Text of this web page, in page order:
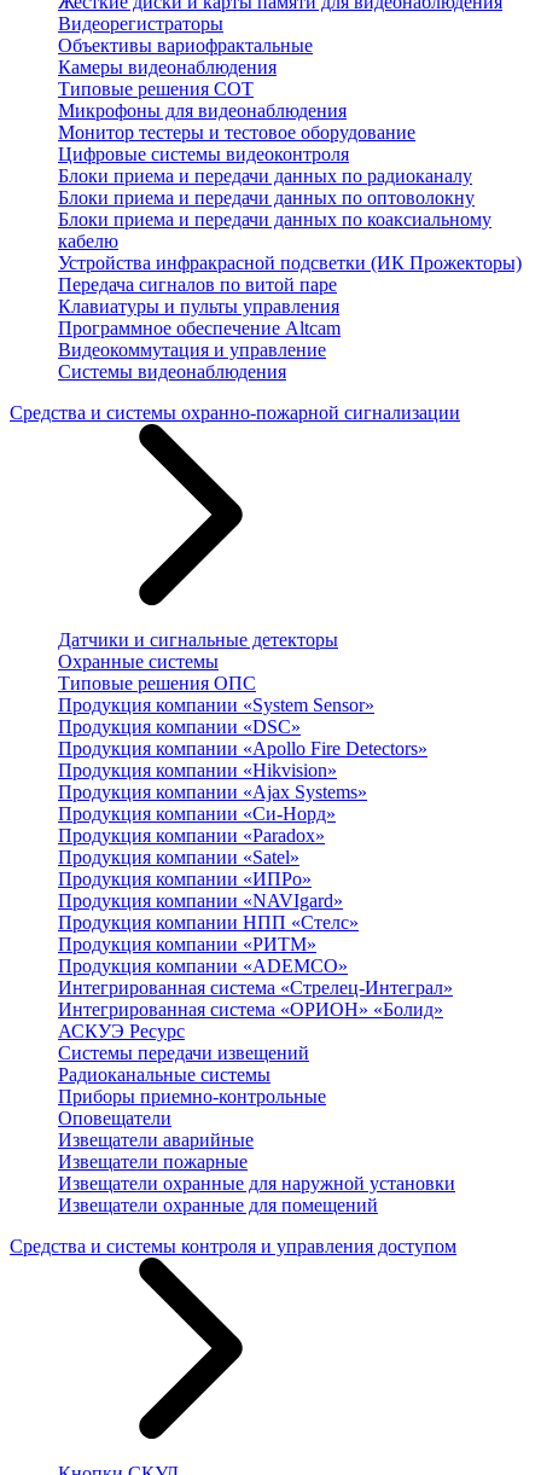
Видеорегистраторы
Объективы вариофрактальные
Камеры видеонаблюдения
Типовые решения СОТ
Микрофоны для видеонаблюдения
Монитор тестеры и тестовое оборудование
Цифровые системы видеоконтроля
Блоки приема и передачи данных по радиоканалу
Блоки приема и передачи данных по оптоволокну
Блоки приема и передачи данных по коаксиальному
кабелю
Устройства инфракрасной подсветки (ИК Прожекторы)
Передача сигналов по витой паре
Клавиатуры и пульты управления
Программное обеспечение Altcam
Видеокоммутация и управление
Системы видеонаблюдения
Средства и системы охранно-пожарной сигнализации
Датчики и сигнальные детекторы
Охранные системы
Типовые решения ОПС
Продукция компании «System Sensor»
Продукция компании «DSC»
Продукция компании «Apollo Fire Detectors»
Продукция компании «Hikvision»
Продукция компании «Ajax Systems»
Продукция компании «Си-Норд»
Продукция компании «Paradox»
Продукция компании «Satel»
Продукция компании «ИПРо»
Продукция компании «NAVIgard»
Продукция компании НПП «Стелс»
Продукция компании «РИТМ»
Продукция компании «ADEMCO»
Интегрированная система «Стрелец-Интеграл»
Интегрированная система «ОРИОН» «Болид»
АСКУЭ Ресурс
Системы передачи извещений
Радиоканальные системы
Приборы приемно-контрольные
Оповещатели
Извещатели аварийные
Извещатели пожарные
Извещатели охранные для наружной установки
Извещатели охранные для помещений
Средства и системы контроля и управления доступом